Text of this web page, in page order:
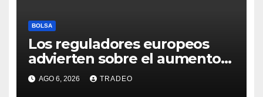
BOLSA
Los reguladores europeos
advierten sobre el aumento
del fraude con criptos tras la
llegada de MiCA
AGO 6, 2026 TRADEO